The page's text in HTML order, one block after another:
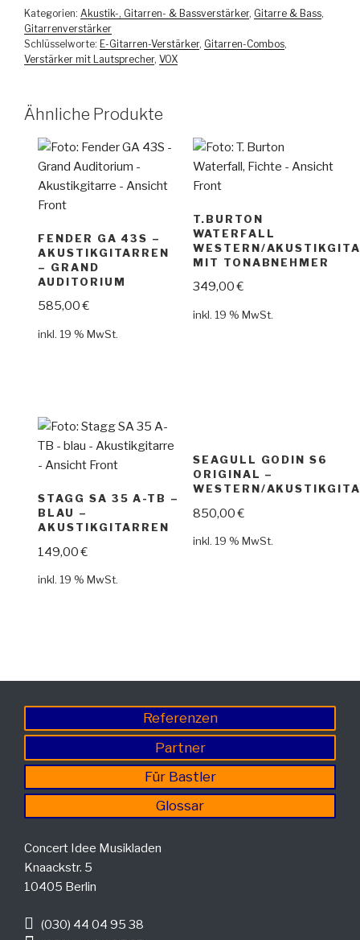
Kategorien: Akustik-, Gitarren- & Bassverstärker, Gitarre & Bass,
Gitarrenverstärker
Schlüsselworte: E-Gitarren-Verstärker, Gitarren-Combos,
Verstärker mit Lautsprecher, VOX
Ähnliche Produkte
FENDER GA 43S –
AKUSTIKGITARREN
– GRAND
AUDITORIUM
585,00€
inkl. 19 % MwSt.
T.BURTON
WATERFALL
WESTERN/
MIT TONABNEHMER
349,00€
inkl. 19 % MwSt.
STAGG SA 35 A-TB –
BLAU –
AKUSTIKGITARREN
149,00€
inkl. 19 % MwSt.
SEAGULL GODIN S6
ORIGINAL –
WESTERN/
850,00€
inkl. 19 % MwSt.
Referenzen
Partner
Für Bastler
Glossar
Concert Idee Musikladen
Knaackstr. 5
10405 Berlin
(030) 44 04 95 38